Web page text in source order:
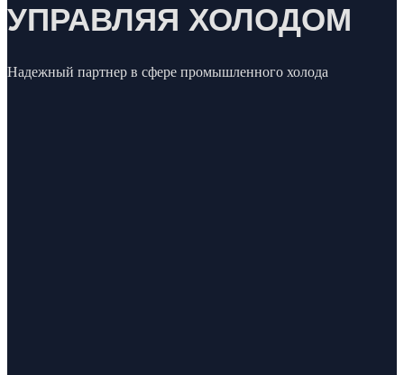
УПРАВЛЯЯ ХОЛОДОМ
Надежный партнер в сфере промышленного холода